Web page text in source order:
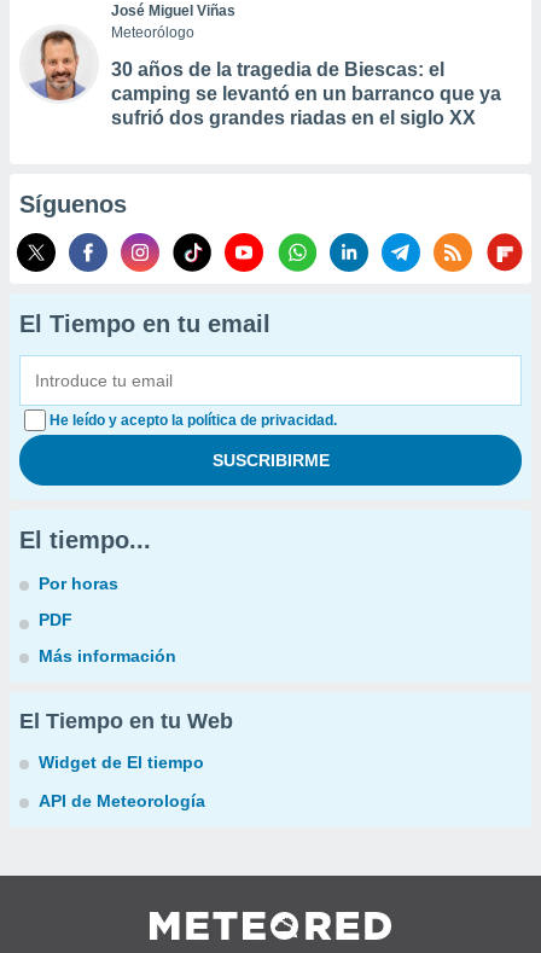
José Miguel Viñas
Meteorólogo
30 años de la tragedia de Biescas: el
camping se levantó en un barranco que ya
sufrió dos grandes riadas en el siglo XX
Síguenos
El Tiempo en tu email
He leído y acepto la política de privacidad.
El tiempo...
Por horas
PDF
Más información
El Tiempo en tu Web
Widget de El tiempo
API de Meteorología